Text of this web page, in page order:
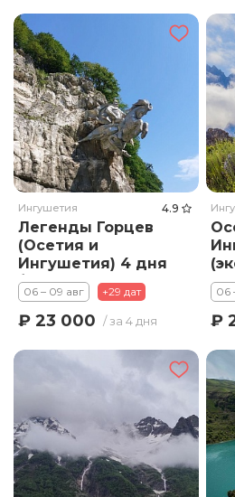
Ингушетия 4.9
Легенды Горцев
(Осетия и
Ингушетия) 4 дня
/ 3 ночи
06 – 09 авг +29 дат
₽ 23 000 / за 4 дня
06
₽